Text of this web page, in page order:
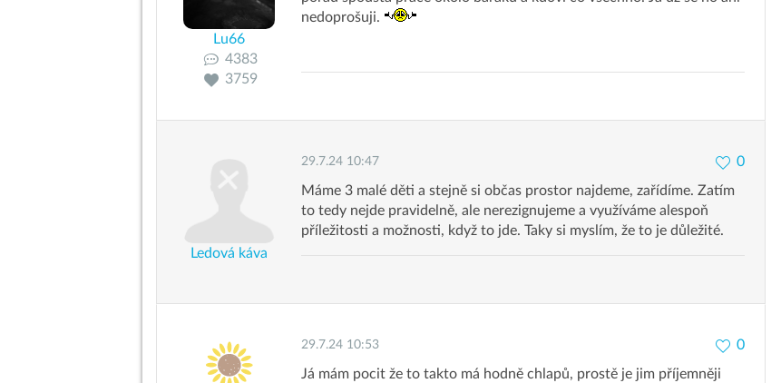
Lu66
4383
3759
nedoprošuji.
Ledová káva
29.7.24 10:47
0
Máme 3 malé děti a stejně si občas prostor najdeme, zařídíme. Zatím
to tedy nejde pravidelně, ale nerezignujeme a využíváme alespoň
příležitosti a možnosti, když to jde. Taky si myslím, že to je důležité.
29.7.24 10:53
0
Já mám pocit že to takto má hodně chlapů, prostě je jim příjemněji